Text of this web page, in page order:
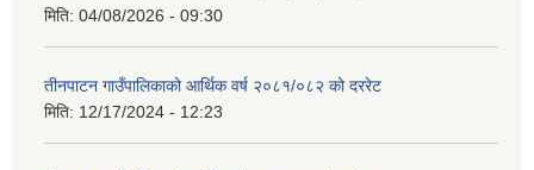
मिति: 04/08/2026 - 09:30
तीनपाटन गाउँपालिकाको आर्थिक वर्ष २०८१/०८२ को दररेट
मिति: 12/17/2024 - 12:23